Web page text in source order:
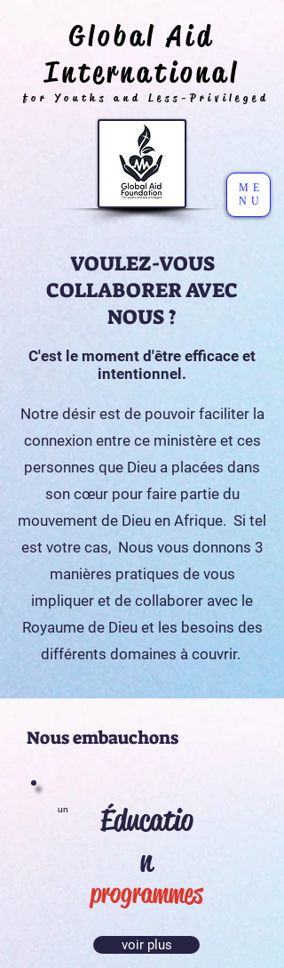
ME
NU
Global Aid
International
for Youths and Less-Privileged
VOULEZ-VOUS
COLLABORER AVEC
NOUS ?
C'est le moment d'être efficace et
intentionnel.
Notre désir est de pouvoir faciliter la
connexion entre ce ministère et ces
personnes que Dieu a placées dans
son cœur pour faire partie du
mouvement de Dieu en Afrique. Si tel
est votre cas, Nous vous donnons 3
manières pratiques de vous
impliquer et de collaborer avec le
Royaume de Dieu et les besoins des
différents domaines à couvrir.
Nous embauchons
programmes
un
Éducatio
n
voir plus